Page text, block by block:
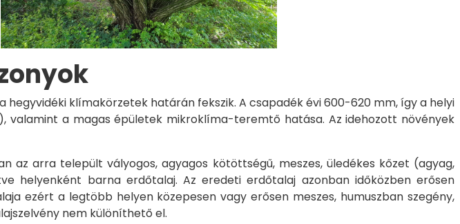
klímakörzetek határán fekszik. A csapadék évi 600-620 mm, így a helyi
valamint a magas épületek mikroklíma-teremtő hatása. Az idehozott növények
arra települt vályogos, agyagos kötöttségű, meszes, üledékes kőzet (agyag,
helyenként barna erdőtalaj. Az eredeti erdőtalaj azonban időközben erősen
ezért a legtöbb helyen közepesen vagy erősen meszes, humuszban szegény,
nem különíthető el.